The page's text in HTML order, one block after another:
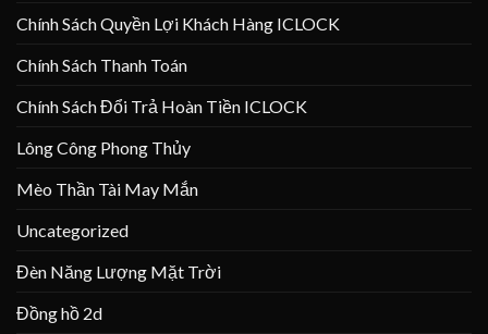
Chính Sách Quyền Lợi Khách Hàng ICLOCK
Chính Sách Thanh Toán
Chính Sách Đổi Trả Hoàn Tiền ICLOCK
Lông Công Phong Thủy
Mèo Thần Tài May Mắn
Uncategorized
Đèn Năng Lượng Mặt Trời
Đồng hồ 2d